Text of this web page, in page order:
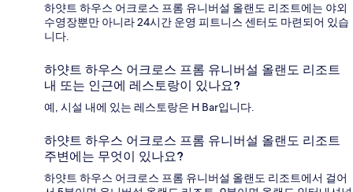
하얏트 하우스 어크로스 프롬 유니버설 올랜도 리조트에는 야외
수영장뿐만 아니라 24시간 운영 피트니스 센터도 마련되어 있습
니다.
하얏트 하우스 어크로스 프롬 유니버설 올랜도 리조트
내 또는 인근에 레스토랑이 있나요?
예, 시설 내에 있는 레스토랑은 H Bar입니다.
하얏트 하우스 어크로스 프롬 유니버설 올랜도 리조트
주변에는 무엇이 있나요?
하얏트 하우스 어크로스 프롬 유니버설 올랜도 리조트에서 걸어